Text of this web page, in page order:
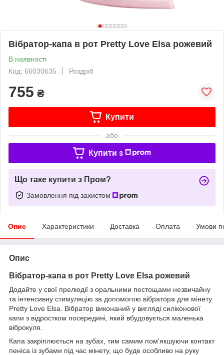
Вібратор-капа в рот Pretty Love Elsa рожевий
В наявності
Код: 66030635
Роздріб
755 ₴
Купити
або
Купити з
Що таке купити з Пром?
Замовлення під захистом
Опис Характеристики Доставка Оплата Умови
Опис
Вібратор-капа в рот Pretty Love Elsa рожевий
Додайте у свої прелюдії з оральними пестощами незвичайну
та інтенсивну стимуляцію за допомогою вібратора для мінету
Pretty Love Elsa. Вібратор виконаний у вигляді силіконової
капи з відростком посередині, який вбудовується маленька
віброкуля.
Капа закріплюється на зубах, тим самим пом'якшуючи контакт
пеніса із зубами під час мінету, що буде особливо на руку